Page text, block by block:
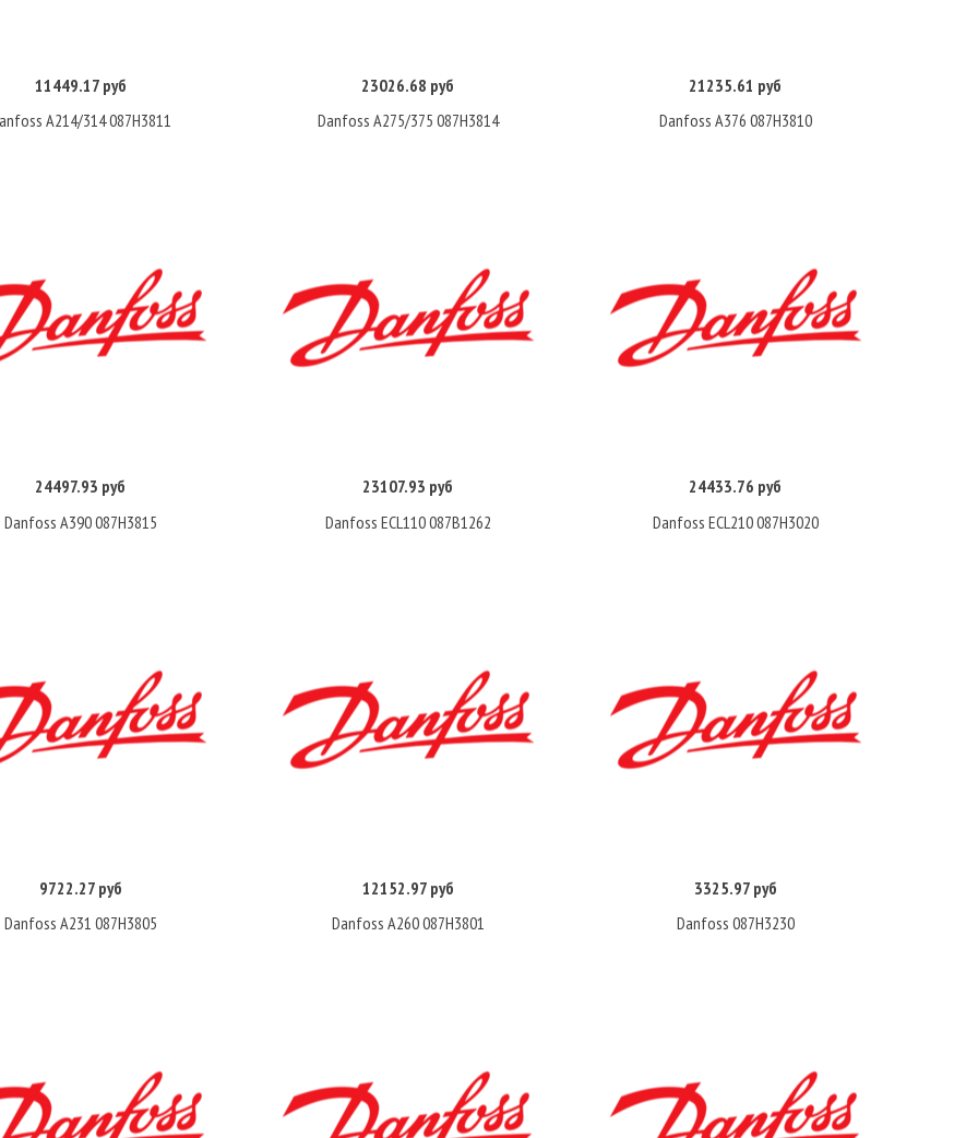
Купить
11449.17 руб
A214/314 087H3811
Купить
23026.68 руб
Danfoss A275/375 087H3814
Купить
21235.61 руб
Danfoss A376 087H3810
Купить
24497.93 руб
Danfoss A390 087H3815
Купить
23107.93 руб
Danfoss ECL110 087B1262
Купить
24433.76 руб
Danfoss ECL210 087H3020
Купить
9722.27 руб
Danfoss A231 087H3805
Купить
12152.97 руб
Danfoss А260 087H3801
Купить
3325.97 руб
Danfoss 087H3230